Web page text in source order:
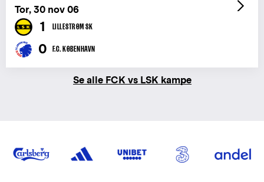
Tor, 30 nov 06
1 LILLESTRØM SK
0 F.C. KØBENHAVN
Se alle FCK vs LSK kampe